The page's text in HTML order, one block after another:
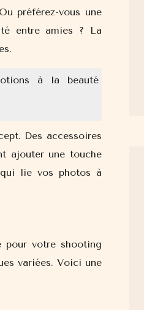
préférez-vous une
entre amies ? La
à la beauté
Des accessoires
ajouter une touche
lie vos photos à
votre shooting
variées. Voici une